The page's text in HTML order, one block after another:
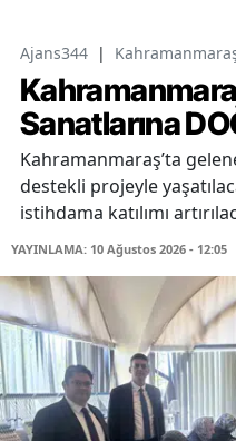
Ajans344 |
Sanatlarına
Kahramanmaraş’ta
destekli projeyle
istihdama katılımı
YAYINLAMA: 10 Ağustos 2026 - 12:05